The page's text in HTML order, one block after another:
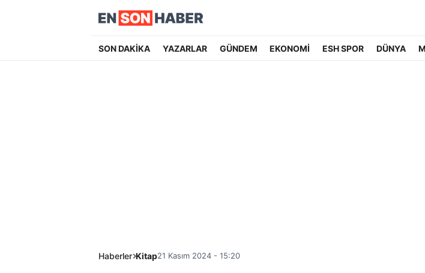
SON DAKİKA YAZARLAR GÜNDEM EKONOMİ ESH SPOR DÜNYA
Haberler Kitap21 Kasım 2024 - 15:20